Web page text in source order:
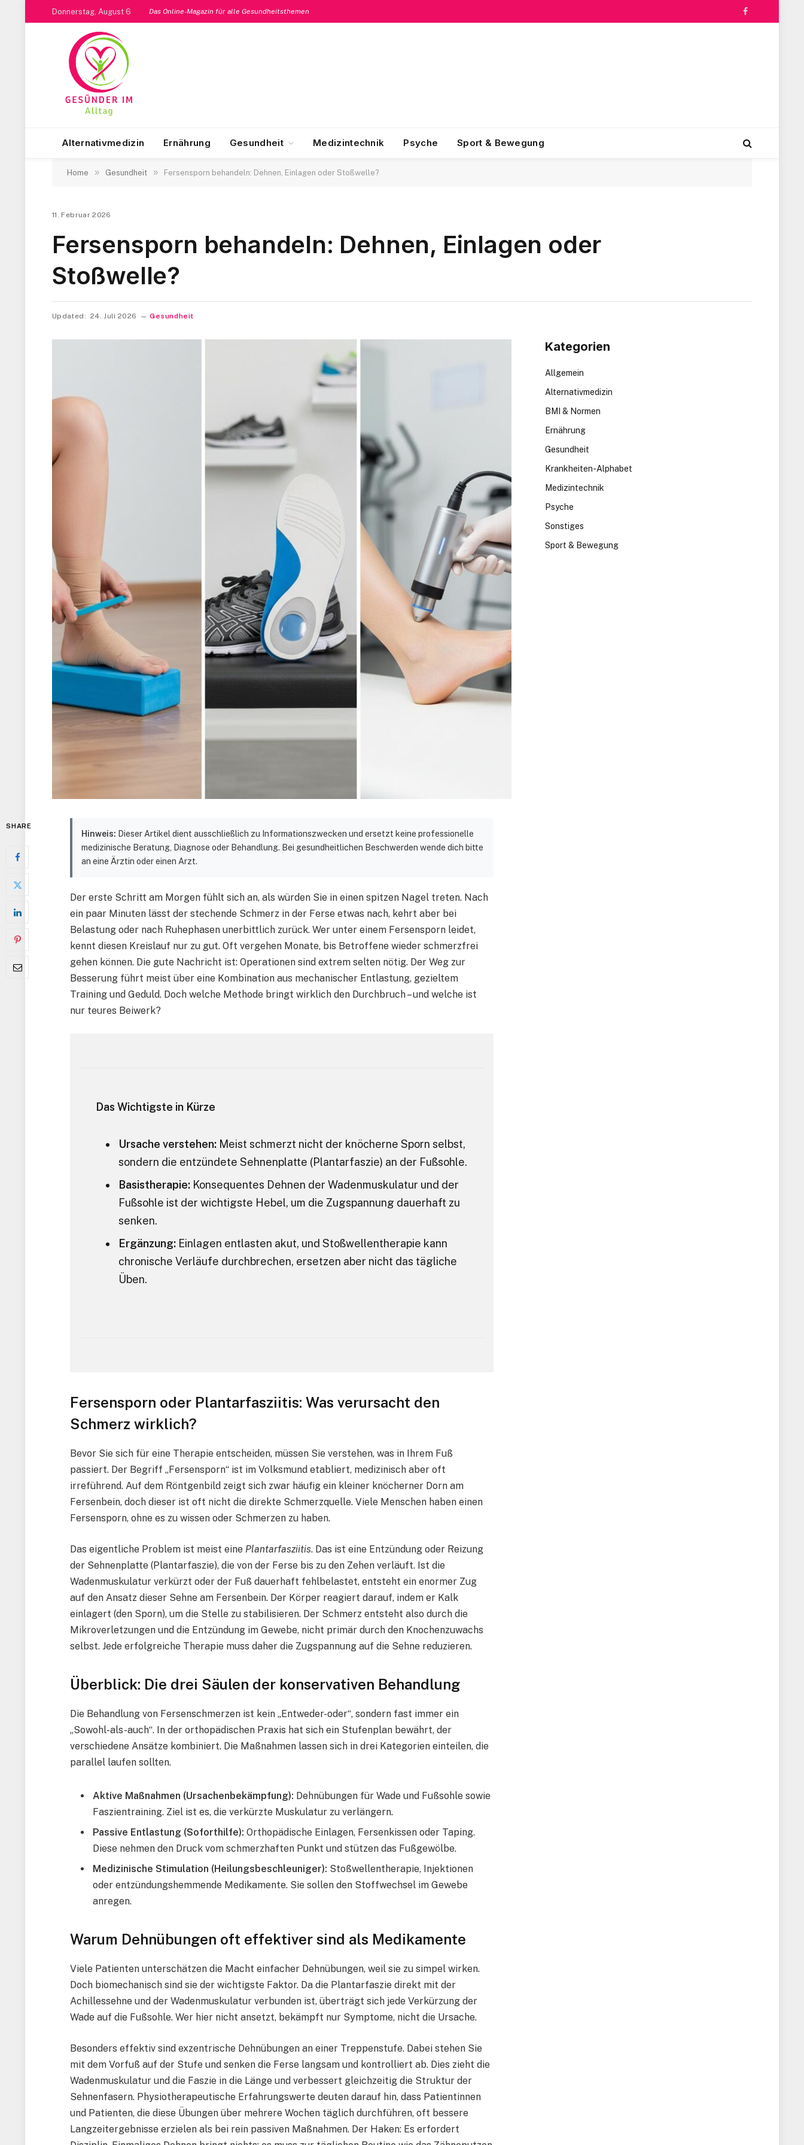
Donnerstag, August 6 Das Online-Magazin für alle Gesundheitsthemen
Facebook
Alternativmedizin Ernährung Gesundheit Medizintechnik Psyche Sport & Bewegung
Home » Gesundheit » Fersensporn behandeln: Dehnen, Einlagen oder Stoßwelle?
11. Februar 2026
Fersensporn behandeln: Dehnen, Einlagen oder
Stoßwelle?
Updated: 24. Juli 2026 Gesundheit
SHARE
Hinweis: Dieser Artikel dient ausschließlich zu Informationszwecken und ersetzt keine professionelle
medizinische Beratung, Diagnose oder Behandlung. Bei gesundheitlichen Beschwerden wende dich bitte
an eine Ärztin oder einen Arzt.
Der erste Schritt am Morgen fühlt sich an, als würden Sie in einen spitzen Nagel treten. Nach
ein paar Minuten lässt der stechende Schmerz in der Ferse etwas nach, kehrt aber bei
Belastung oder nach Ruhephasen unerbittlich zurück. Wer unter einem Fersensporn leidet,
kennt diesen Kreislauf nur zu gut. Oft vergehen Monate, bis Betroffene wieder schmerzfrei
gehen können. Die gute Nachricht ist: Operationen sind extrem selten nötig. Der Weg zur
Besserung führt meist über eine Kombination aus mechanischer Entlastung, gezieltem
Training und Geduld. Doch welche Methode bringt wirklich den Durchbruch – und welche ist
nur teures Beiwerk?
Das Wichtigste in Kürze
Ursache verstehen: Meist schmerzt nicht der knöcherne Sporn selbst,
sondern die entzündete Sehnenplatte (Plantarfaszie) an der Fußsohle.
Basistherapie: Konsequentes Dehnen der Wadenmuskulatur und der
Fußsohle ist der wichtigste Hebel, um die Zugspannung dauerhaft zu
senken.
Ergänzung: Einlagen entlasten akut, und Stoßwellentherapie kann
chronische Verläufe durchbrechen, ersetzen aber nicht das tägliche
Üben.
Fersensporn oder Plantarfasziitis: Was verursacht den
Schmerz wirklich?
Bevor Sie sich für eine Therapie entscheiden, müssen Sie verstehen, was in Ihrem Fuß
passiert. Der Begriff „Fersensporn“ ist im Volksmund etabliert, medizinisch aber oft
irreführend. Auf dem Röntgenbild zeigt sich zwar häufig ein kleiner knöcherner Dorn am
Fersenbein, doch dieser ist oft nicht die direkte Schmerzquelle. Viele Menschen haben einen
Fersensporn, ohne es zu wissen oder Schmerzen zu haben.
Das eigentliche Problem ist meist eine Plantarfasziitis. Das ist eine Entzündung oder Reizung
der Sehnenplatte (Plantarfaszie), die von der Ferse bis zu den Zehen verläuft. Ist die
Wadenmuskulatur verkürzt oder der Fuß dauerhaft fehlbelastet, entsteht ein enormer Zug
auf den Ansatz dieser Sehne am Fersenbein. Der Körper reagiert darauf, indem er Kalk
einlagert (den Sporn), um die Stelle zu stabilisieren. Der Schmerz entsteht also durch die
Mikroverletzungen und die Entzündung im Gewebe, nicht primär durch den Knochenzuwachs
selbst. Jede erfolgreiche Therapie muss daher die Zugspannung auf die Sehne reduzieren.
Überblick: Die drei Säulen der konservativen Behandlung
Die Behandlung von Fersenschmerzen ist kein „Entweder-oder“, sondern fast immer ein
„Sowohl-als-auch“. In der orthopädischen Praxis hat sich ein Stufenplan bewährt, der
verschiedene Ansätze kombiniert. Die Maßnahmen lassen sich in drei Kategorien einteilen, die
parallel laufen sollten.
Aktive Maßnahmen (Ursachenbekämpfung): Dehnübungen für Wade und Fußsohle sowie
Faszientraining. Ziel ist es, die verkürzte Muskulatur zu verlängern.
Passive Entlastung (Soforthilfe): Orthopädische Einlagen, Fersenkissen oder Taping.
Diese nehmen den Druck vom schmerzhaften Punkt und stützen das Fußgewölbe.
Medizinische Stimulation (Heilungsbeschleuniger): Stoßwellentherapie, Injektionen
oder entzündungshemmende Medikamente. Sie sollen den Stoffwechsel im Gewebe
anregen.
Warum Dehnübungen oft effektiver sind als Medikamente
Viele Patienten unterschätzen die Macht einfacher Dehnübungen, weil sie zu simpel wirken.
Doch biomechanisch sind sie der wichtigste Faktor. Da die Plantarfaszie direkt mit der
Achillessehne und der Wadenmuskulatur verbunden ist, überträgt sich jede Verkürzung der
Wade auf die Fußsohle. Wer hier nicht ansetzt, bekämpft nur Symptome, nicht die Ursache.
Besonders effektiv sind exzentrische Dehnübungen an einer Treppenstufe. Dabei stehen Sie
mit dem Vorfuß auf der Stufe und senken die Ferse langsam und kontrolliert ab. Dies zieht die
Wadenmuskulatur und die Faszie in die Länge und verbessert gleichzeitig die Struktur der
Sehnenfasern. Physiotherapeutische Erfahrungswerte deuten darauf hin, dass Patientinnen
und Patienten, die diese Übungen über mehrere Wochen täglich durchführen, oft bessere
Langzeitergebnisse erzielen als bei rein passiven Maßnahmen. Der Haken: Es erfordert
Kategorien
Allgemein
Alternativmedizin
BMI & Normen
Ernährung
Gesundheit
Krankheiten-Alphabet
Medizintechnik
Psyche
Sonstiges
Sport & Bewegung